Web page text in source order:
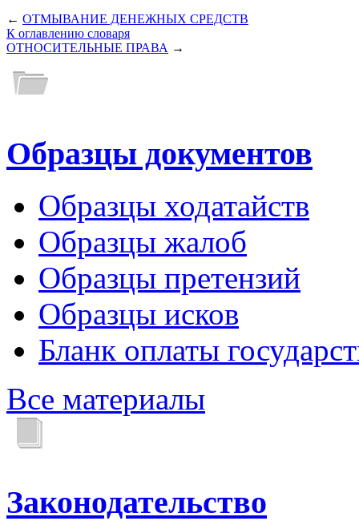
← ОТМЫВАНИЕ ДЕНЕЖНЫХ СРЕДСТВ
К оглавлению словаря
ОТНОСИТЕЛЬНЫЕ ПРАВА →
Образцы документов
Образцы ходатайств
Образцы жалоб
Образцы претензий
Образцы исков
Бланк оплаты
Все материалы
Законодательство